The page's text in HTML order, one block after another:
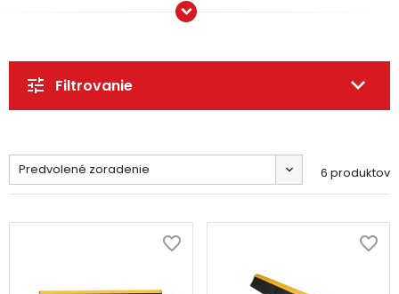
Filtrovanie
Predvolené zoradenie 6 produktov